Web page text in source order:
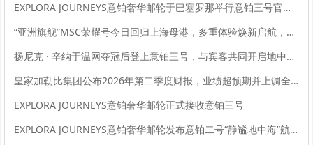
EXPLORA JOURNEYS意铂奢华邮轮于巴塞罗那举行意铂三号官方命名仪式
“亚洲旗舰”MSC荣耀号今日回归上海母港，多重体验焕新启航，金秋航次持续热销中
扬尼克 · 辛纳于温网夺冠后登上意铂三号，与宾客共同开启地中海序章之旅
皇家加勒比集团公布2026年第二季度财报，业绩超预期并上调全年业绩指引
EXPLORA JOURNEYS意铂奢华邮轮正式接收意铂三号
EXPLORA JOURNEYS意铂奢华邮轮发布意铂二号“静谧地中海”航季臻选美馔、海洋养修与文化体验